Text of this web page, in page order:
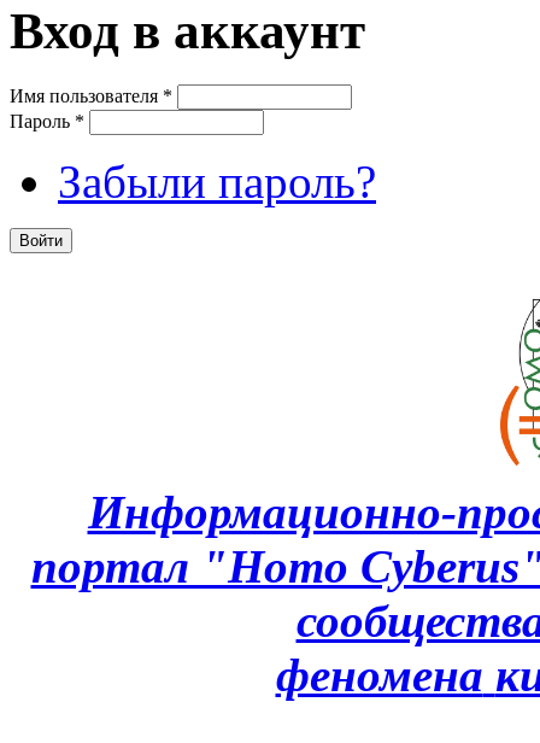
Вход в аккаунт
Имя пользователя *
Пароль *
Забыли пароль?
Информационно-
портал "Homo
феномена